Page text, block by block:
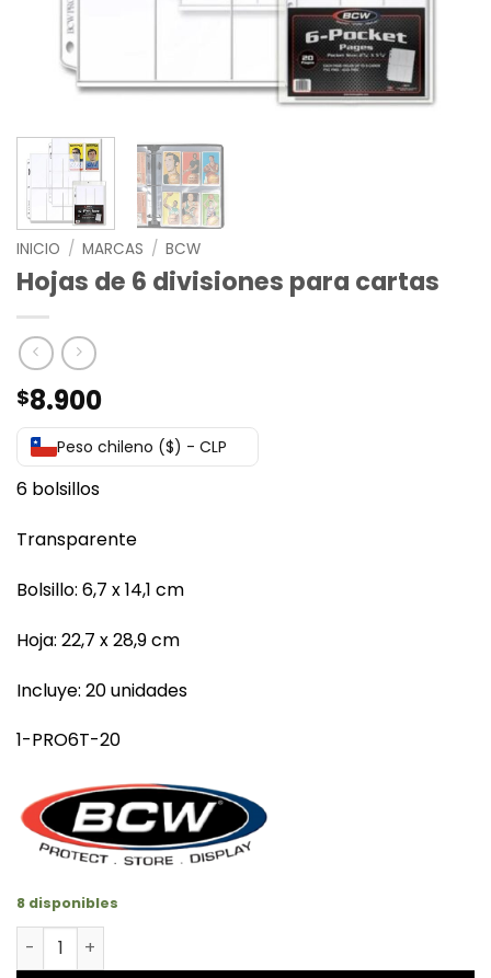
INICIO / MARCAS / BCW
Hojas de 6 divisiones para cartas
$8.900
Peso chileno ($) - CLP
6 bolsillos
Transparente
Bolsillo: 6,7 x 14,1 cm
Hoja: 22,7 x 28,9 cm
Incluye: 20 unidades
1-PRO6T-20
8 disponibles
Hojas de 6 divisiones para cartas cantidad